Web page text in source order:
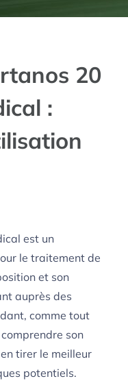
20
:
est un
le traitement de
et son
auprès des
comme tout
son
tirer le meilleur
potentiels.